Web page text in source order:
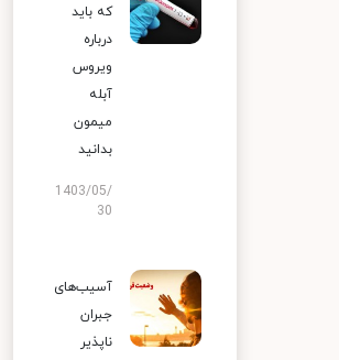
که باید
درباره
ویروس
آبله
میمون
بدانید
1403/05/
30
آسیب‌های
جبران
ناپذیر